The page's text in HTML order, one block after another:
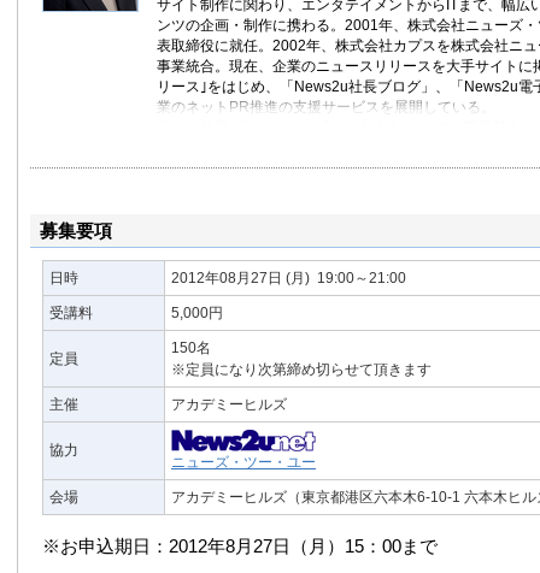
サイト制作に関わり、エンタテイメントからITまで、幅広
ンツの企画・制作に携わる。2001年、株式会社ニューズ
表取締役に就任。2002年、株式会社カプスを株式会社ニ
事業統合。現在、企業のニュースリリースを大手サイトに
リース｣をはじめ、「News2u社長ブログ」、「News2u
業のネットPR推進の支援サービスを展開している。
株式会社ニューズ・ツー・ユー
News2u 社長ブログ
ニュースリリースポータルサイト News2u.net
募集要項
日時 2012年08月27日 (月) 19:00～21:00
受講料 5,000円
定員
150名
※定員になり次第締め切らせて頂きます
主催 アカデミーヒルズ
協力
ニューズ・ツー・ユー
会場 アカデミーヒルズ（東京都港区六本木6-10-1 六本木ヒ
※お申込期日：2012年8月27日（月）15：00まで